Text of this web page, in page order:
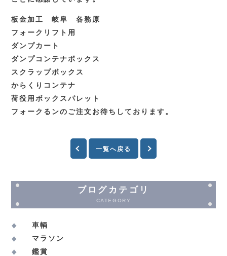
板金加工 岐阜 各務原
フォークリフト用
ダンプカート
ダンプコンテナボックス
スクラップボックス
からくりコンテナ
荷役用ボックスパレット
フォークるンのご注文お待ちしております。
一覧へ戻る
ブログカテゴリ
CATEGORY
車輌
マラソン
鑑賞